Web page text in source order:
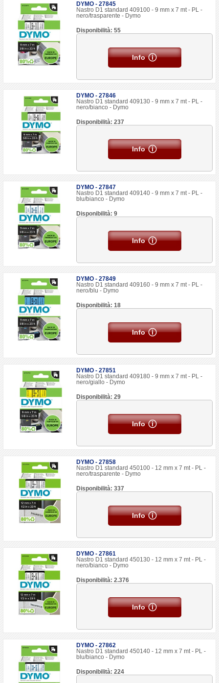
DYMO - 27845
Nastro D1 standard 409100 - 9 mm x 7 mt - PL -
nero/trasparente - Dymo
Disponibilità: 55
Info
DYMO - 27846
Nastro D1 standard 409130 - 9 mm x 7 mt - PL -
nero/bianco - Dymo
Disponibilità: 237
Info
DYMO - 27847
Nastro D1 standard 409140 - 9 mm x 7 mt - PL -
blu/bianco - Dymo
Disponibilità: 9
Info
DYMO - 27849
Nastro D1 standard 409160 - 9 mm x 7 mt - PL -
nero/blu - Dymo
Disponibilità: 18
Info
DYMO - 27851
Nastro D1 standard 409180 - 9 mm x 7 mt - PL -
nero/giallo - Dymo
Disponibilità: 29
Info
DYMO - 27858
Nastro D1 standard 450100 - 12 mm x 7 mt - PL -
nero/trasparente - Dymo
Disponibilità: 337
Info
DYMO - 27861
Nastro D1 standard 450130 - 12 mm x 7 mt - PL -
nero/bianco - Dymo
Disponibilità: 2.376
Info
DYMO - 27862
Nastro D1 standard 450140 - 12 mm x 7 mt - PL -
blu/bianco - Dymo
Disponibilità: 224